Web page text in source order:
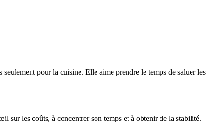
pour la cuisine. Elle aime prendre le temps de saluer les
sur les coûts, à concentrer son temps et à obtenir de la stabilité.